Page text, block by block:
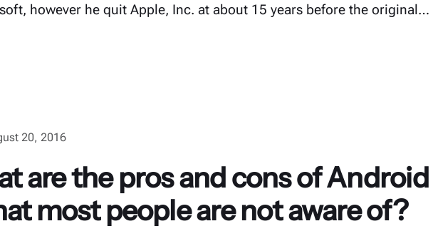
however he quit Apple, Inc. at about 15 years before the original…
20, 2016
are the pros and cons of Android
most people are not aware of?